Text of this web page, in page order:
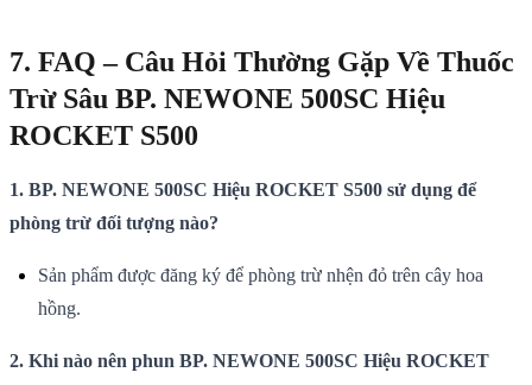
7. FAQ – Câu Hỏi Thường Gặp Về Thuốc
Trừ Sâu BP. NEWONE 500SC Hiệu
ROCKET S500
1. BP. NEWONE 500SC Hiệu ROCKET S500 sử dụng để
phòng trừ đối tượng nào?
Sản phẩm được đăng ký để phòng trừ nhện đỏ trên cây hoa
hồng.
2. Khi nào nên phun BP. NEWONE 500SC Hiệu ROCKET